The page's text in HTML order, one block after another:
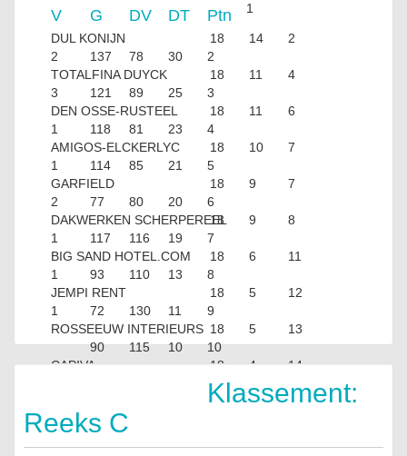
V
G DV DT Ptn 1
DUL KONIJN 18 14
2
2
137 78 30
2
TOTALFINA DUYCK
18 11
4
3
121 89 25
3
DEN OSSE-RUSTEEL
18 11
6
1
118 81 23
4
AMIGOS-ELCKERLYC
18 10
7
1
114 85 21
5
GARFIELD
18 9
7
2
77 80 20
6
DAKWERKEN SCHERPEREEL
18 9
8
1
117 116 19
7
BIG SAND HOTEL.COM
18 6
11
1
93 110 13
8
JEMPI RENT
18 5
12
1
72 130 11
9
ROSSEEUW INTERIEURS 18 5
13
90
115 10
10
CAPIVA
18 4
14
Klassement:
Reeks C